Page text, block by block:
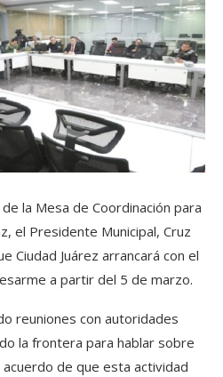
la Mesa de Coordinación para
el Presidente Municipal, Cruz
Ciudad Juárez arrancará con el
a partir del 5 de marzo.
reuniones con autoridades
la frontera para hablar sobre
de que esta actividad